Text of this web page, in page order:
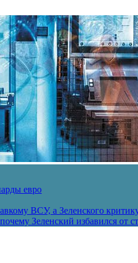
евро
ВСУ, а Зеленского
Зеленский избавился от